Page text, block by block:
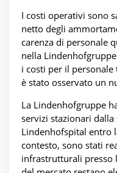
I costi operativi sono
netto degli
carenza di personale
nella
i costi per il
è stato osservato un
La Lindenhofgruppe
servizi stazionari dalla
Lindenhofspital entro
contesto, sono stati
infrastrutturali presso